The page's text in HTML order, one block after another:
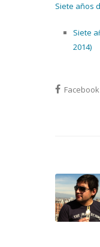
Siete años
Siete
2014)
Facebook